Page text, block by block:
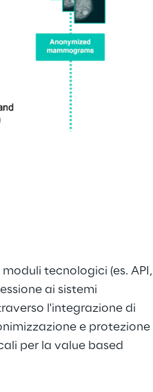
tecnologici (es. API,
ai sistemi
l'integrazione di
e protezione
per la value based